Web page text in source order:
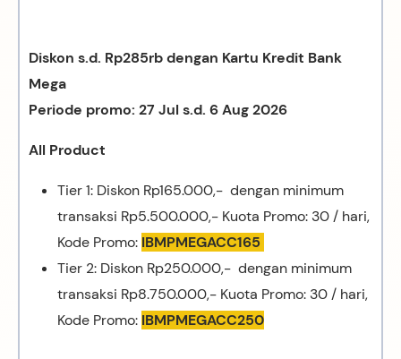
Diskon s.d. Rp285rb dengan Kartu Kredit Bank
Mega
Periode promo: 27 Jul s.d. 6 Aug 2026
All Product
Tier 1: Diskon Rp165.000,- dengan minimum
transaksi Rp5.500.000,- Kuota Promo: 30 / hari,
Kode Promo: IBMPMEGACC165
Tier 2: Diskon Rp250.000,- dengan minimum
transaksi Rp8.750.000,- Kuota Promo: 30 / hari,
Kode Promo: IBMPMEGACC250